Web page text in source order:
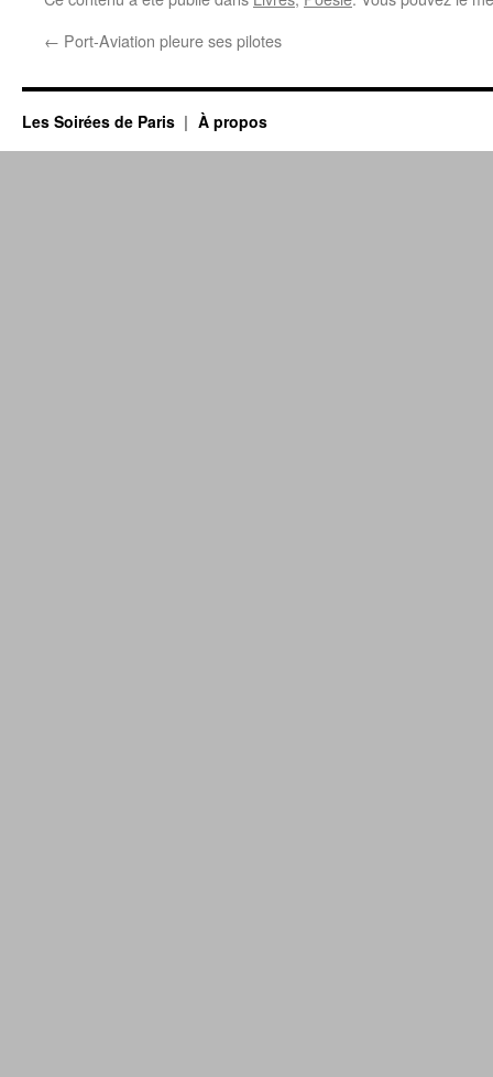
← Port-Aviation pleure ses pilotes
Les Soirées de Paris À propos